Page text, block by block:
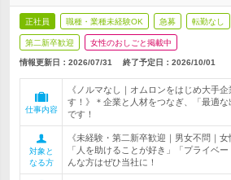
正社員 職種・業種未経験OK 急募 転勤なし
第二新卒歓迎 女性のおしごと掲載中
情報更新日：2026/07/31 終了予定日： 2026/10/01
仕事内容
《ノルマなし｜オムロンをはじめ大手
す！》＊企業と人材をつなぎ、「最適
です！
対象と
なる方
《未経験・第二新卒歓迎｜男女不問｜女
「人を助けることが好き」「プライベ
んな方はぜひ当社に！